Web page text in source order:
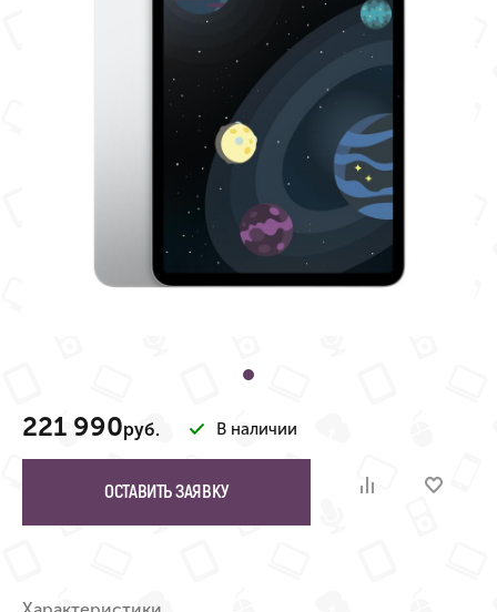
221 990руб. В наличии
ОСТАВИТЬ ЗАЯВКУ